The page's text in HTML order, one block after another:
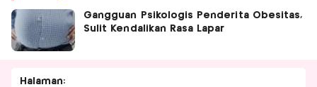
Gangguan Psikologis Penderita Obesitas,
Sulit Kendalikan Rasa Lapar
Halaman: